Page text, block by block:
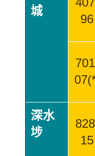
城
96
深水
埗
15